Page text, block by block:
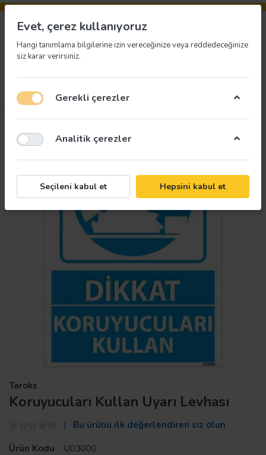
Taroks
Koruyucuları Kullan Uyarı Levhası
Bu ürünü ilk değerlendiren siz olun
Ürün Kodu
U03000
Evet, çerez kullanıyoruz
Hangi tanımlama bilgilerine izin vereceğinize veya reddedeceğinize
siz karar verirsiniz.
Gerekli çerezler
Analitik çerezler
Seçileni kabul et Hepsini kabul et